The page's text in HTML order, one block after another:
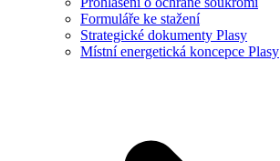
Formuláře ke stažení
Strategické dokumenty Plasy
Místní energetická koncepce Plasy